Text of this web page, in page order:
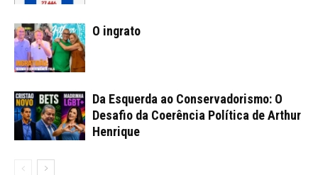
O ingrato
Da Esquerda ao Conservadorismo: O
Desafio da Coerência Política de Arthur
Henrique